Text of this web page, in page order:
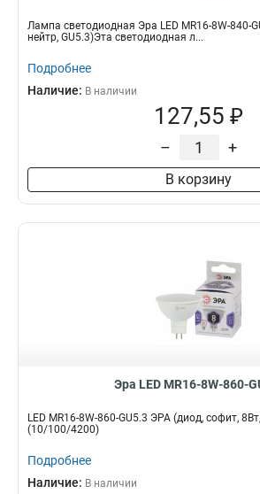
Лампа светодиодная Эра LED MR16-8W-840-
нейтр, GU5.3)Эта светодиодная л...
Подробнее
Наличие: В наличии
127,55 ₽
– +
В корзину
Эра LED MR16-8W-860-
LED MR16-8W-860-GU5.3 ЭРА (диод, софит,
(10/100/4200)
Подробнее
Наличие: В наличии